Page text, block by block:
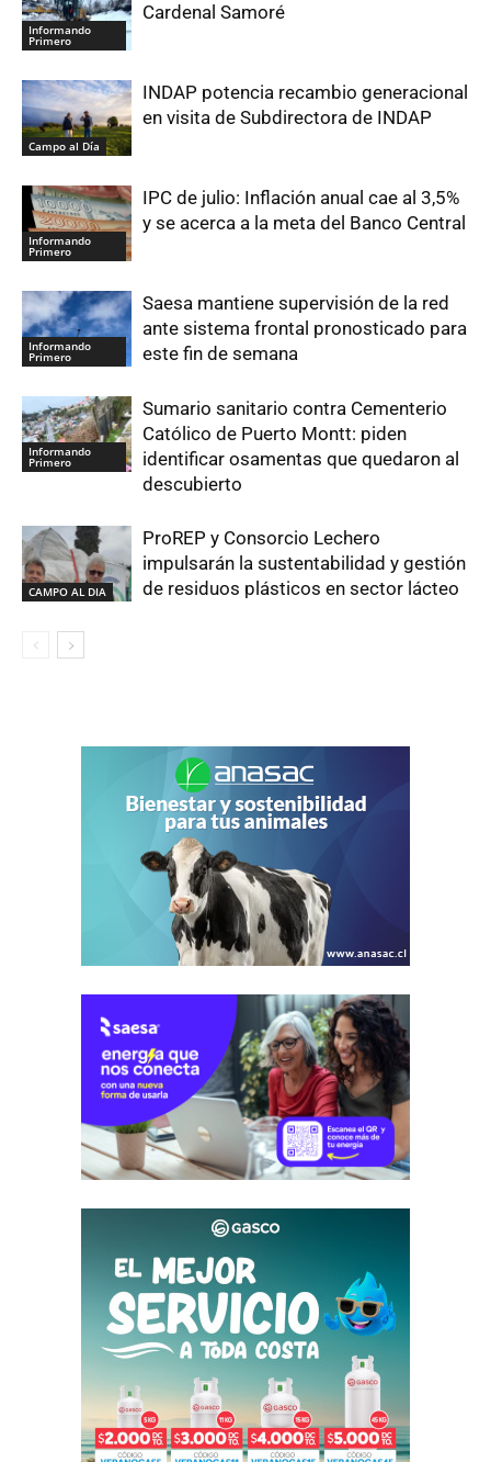
Informando
Primero
Cardenal Samoré
Campo al Día
INDAP potencia recambio generacional
en visita de Subdirectora de INDAP
Informando
Primero
IPC de julio: Inflación anual cae al 3,5%
y se acerca a la meta del Banco Central
Informando
Primero
Saesa mantiene supervisión de la red
ante sistema frontal pronosticado para
este fin de semana
Informando
Primero
Sumario sanitario contra Cementerio
Católico de Puerto Montt: piden
identificar osamentas que quedaron al
descubierto
CAMPO AL DIA
ProREP y Consorcio Lechero
impulsarán la sustentabilidad y gestión
de residuos plásticos en sector lácteo